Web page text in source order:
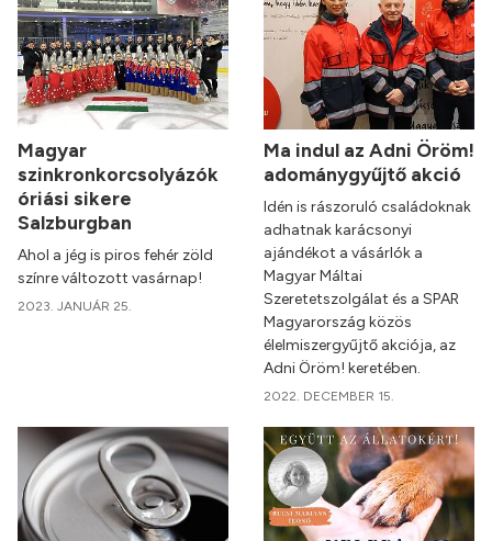
Magyar
szinkronkorcsolyázók
óriási sikere
Salzburgban
Ahol a jég is piros fehér zöld
színre változott vasárnap!
2023. JANUÁR 25.
Ma indul az Adni Öröm!
adománygyűjtő akció
Idén is rászoruló családoknak
adhatnak karácsonyi
ajándékot a vásárlók a
Magyar Máltai
Szeretetszolgálat és a SPAR
Magyarország közös
élelmiszergyűjtő akciója, az
Adni Öröm! keretében.
2022. DECEMBER 15.